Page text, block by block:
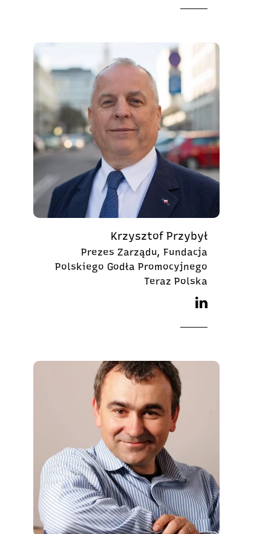
Krzysztof Przybył
Prezes Zarządu, Fundacja
Polskiego Godła Promocyjnego
Teraz Polska